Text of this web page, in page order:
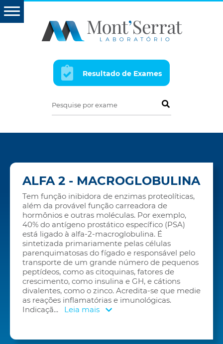
Resultado de Exames
Pesquise por exame
ALFA 2 - MACROGLOBULINA
Tem função inibidora de enzimas proteolíticas,
além da provável função carreadora de
hormônios e outras moléculas. Por exemplo,
40% do antígeno prostático específico (PSA)
está ligado à alfa-2-macroglobulina. É
sintetizada primariamente pelas células
parenquimatosas do fígado e responsável pelo
transporte de um grande número de pequenos
peptídeos, como as citoquinas, fatores de
crescimento, como insulina e GH, e cátions
divalentes, como o zinco. Acredita-se que medie
as reações inflamatórias e imunológicas.
Indicaçã... Leia mais